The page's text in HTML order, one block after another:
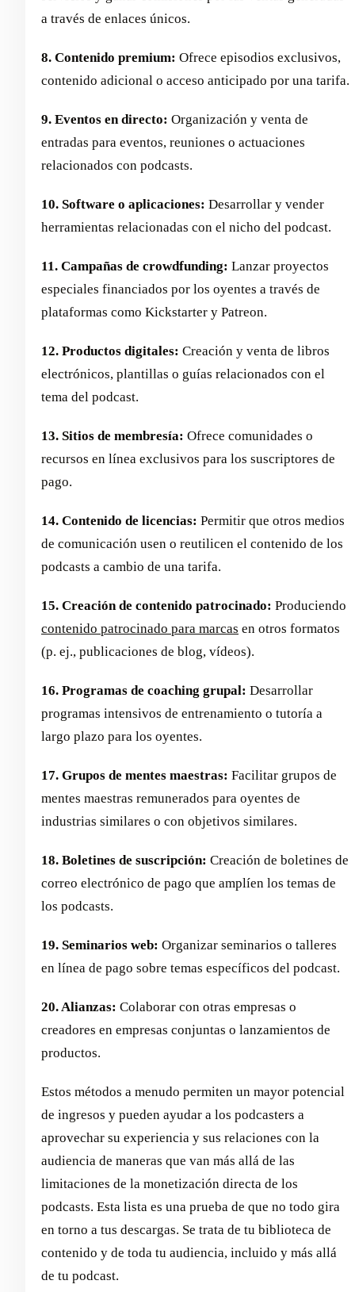
a través de enlaces únicos.
8. Contenido premium: Ofrece episodios exclusivos,
contenido adicional o acceso anticipado por una tarifa.
9. Eventos en directo: Organización y venta de
entradas para eventos, reuniones o actuaciones
relacionados con podcasts.
10. Software o aplicaciones: Desarrollar y vender
herramientas relacionadas con el nicho del podcast.
11. Campañas de crowdfunding: Lanzar proyectos
especiales financiados por los oyentes a través de
plataformas como Kickstarter y Patreon.
12. Productos digitales: Creación y venta de libros
electrónicos, plantillas o guías relacionados con el
tema del podcast.
13. Sitios de membresía: Ofrece comunidades o
recursos en línea exclusivos para los suscriptores de
pago.
14. Contenido de licencias: Permitir que otros medios
de comunicación usen o reutilicen el contenido de los
podcasts a cambio de una tarifa.
15. Creación de contenido patrocinado: Produciendo
contenido patrocinado para marcas en otros formatos
(p. ej., publicaciones de blog, vídeos).
16. Programas de coaching grupal: Desarrollar
programas intensivos de entrenamiento o tutoría a
largo plazo para los oyentes.
17. Grupos de mentes maestras: Facilitar grupos de
mentes maestras remunerados para oyentes de
industrias similares o con objetivos similares.
18. Boletines de suscripción: Creación de boletines de
correo electrónico de pago que amplíen los temas de
los podcasts.
19. Seminarios web: Organizar seminarios o talleres
en línea de pago sobre temas específicos del podcast.
20. Alianzas: Colaborar con otras empresas o
creadores en empresas conjuntas o lanzamientos de
productos.
Estos métodos a menudo permiten un mayor potencial
de ingresos y pueden ayudar a los podcasters a
aprovechar su experiencia y sus relaciones con la
audiencia de maneras que van más allá de las
limitaciones de la monetización directa de los
podcasts. Esta lista es una prueba de que no todo gira
en torno a tus descargas. Se trata de tu biblioteca de
contenido y de toda tu audiencia, incluido y más allá
de tu podcast.